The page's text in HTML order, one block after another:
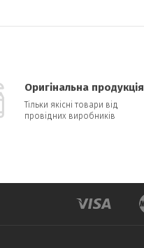
Оригінальна продукція
Тільки якісні товари від
провідних виробників